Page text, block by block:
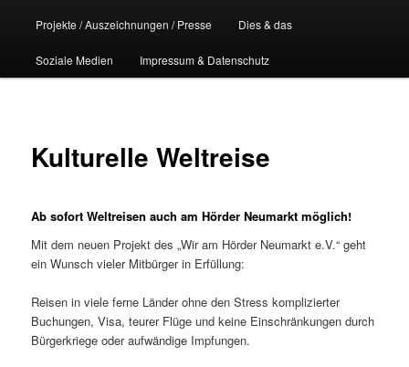
Projekte / Auszeichnungen / Presse Dies & das
Soziale Medien Impressum & Datenschutz
Kulturelle Weltreise
Ab sofort Weltreisen auch am Hörder Neumarkt möglich!
Mit dem neuen Projekt des „Wir am Hörder Neumarkt e.V.“ geht
ein Wunsch vieler Mitbürger in Erfüllung:
Reisen in viele ferne Länder ohne den Stress komplizierter
Buchungen, Visa, teurer Flüge und keine Einschränkungen durch
Bürgerkriege oder aufwändige Impfungen.